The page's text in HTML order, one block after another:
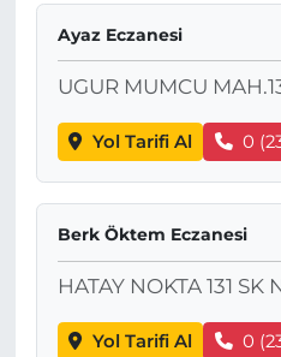
Ayaz Eczanesi
UGUR MUMCU
Yol Tarifi Al 0
Berk Öktem Eczanesi
HATAY NOKTA 131 SK
Yol Tarifi Al 0